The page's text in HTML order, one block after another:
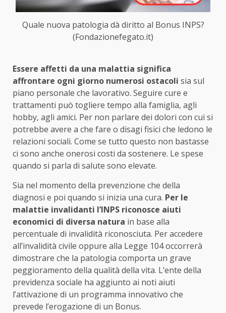
Quale nuova patologia dà diritto al Bonus INPS?
(Fondazionefegato.it)
Essere affetti da una malattia significa
affrontare ogni giorno numerosi ostacoli sia sul
piano personale che lavorativo. Seguire cure e
trattamenti può togliere tempo alla famiglia, agli
hobby, agli amici. Per non parlare dei dolori con cui si
potrebbe avere a che fare o disagi fisici che ledono le
relazioni sociali. Come se tutto questo non bastasse
ci sono anche onerosi costi da sostenere. Le spese
quando si parla di salute sono elevate.
Sia nel momento della prevenzione che della
diagnosi e poi quando si inizia una cura. Per le
malattie invalidanti l’INPS riconosce aiuti
economici di diversa natura in base alla
percentuale di invalidità riconosciuta. Per accedere
all’invalidità civile oppure alla Legge 104 occorrerà
dimostrare che la patologia comporta un grave
peggioramento della qualità della vita. L’ente della
previdenza sociale ha aggiunto ai noti aiuti
l’attivazione di un programma innovativo che
prevede l’erogazione di un Bonus.